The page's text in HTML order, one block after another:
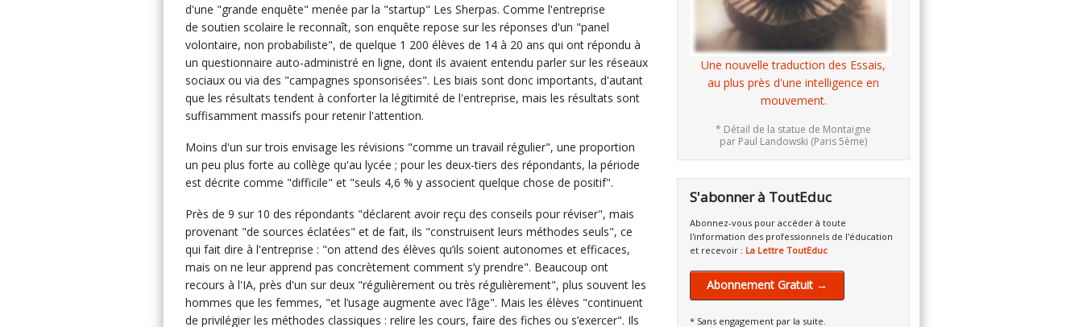
d'une "grande enquête" menée par la "startup" Les Sherpas. Comme l'entreprise
de soutien scolaire le reconnaît, son enquête repose sur les réponses d'un "panel
volontaire, non probabiliste", de quelque 1 200 élèves de 14 à 20 ans qui ont répondu à
un questionnaire auto-administré en ligne, dont ils avaient entendu parler sur les réseaux
sociaux ou via des "campagnes sponsorisées". Les biais sont donc importants, d'autant
que les résultats tendent à conforter la légitimité de l'entreprise, mais les résultats sont
suffisamment massifs pour retenir l'attention.
Moins d'un sur trois envisage les révisions "comme un travail régulier", une proportion
un peu plus forte au collège qu'au lycée ; pour les deux-tiers des répondants, la période
est décrite comme "difficile" et "seuls 4,6 % y associent quelque chose de positif".
Près de 9 sur 10 des répondants "déclarent avoir reçu des conseils pour réviser", mais
provenant "de sources éclatées" et de fait, ils "construisent leurs méthodes seuls", ce
qui fait dire à l'entreprise : "on attend des élèves qu’ils soient autonomes et efficaces,
mais on ne leur apprend pas concrètement comment s’y prendre". Beaucoup ont
recours à l'IA, près d'un sur deux "régulièrement ou très régulièrement", plus souvent les
hommes que les femmes, "et l’usage augmente avec l’âge". Mais les élèves "continuent
de privilégier les méthodes classiques : relire les cours, faire des fiches ou s’exercer". Ils
Une nouvelle traduction des Essais,
au plus près d'une intelligence en
mouvement.
* Détail de la statue de Montaigne
par Paul Landowski (Paris 5ème)
S'abonner à ToutEduc
Abonnez-vous pour accéder à toute
l'information des professionnels de l'éducation
et recevoir : La Lettre ToutEduc
Abonnement Gratuit →
* Sans engagement par la suite.